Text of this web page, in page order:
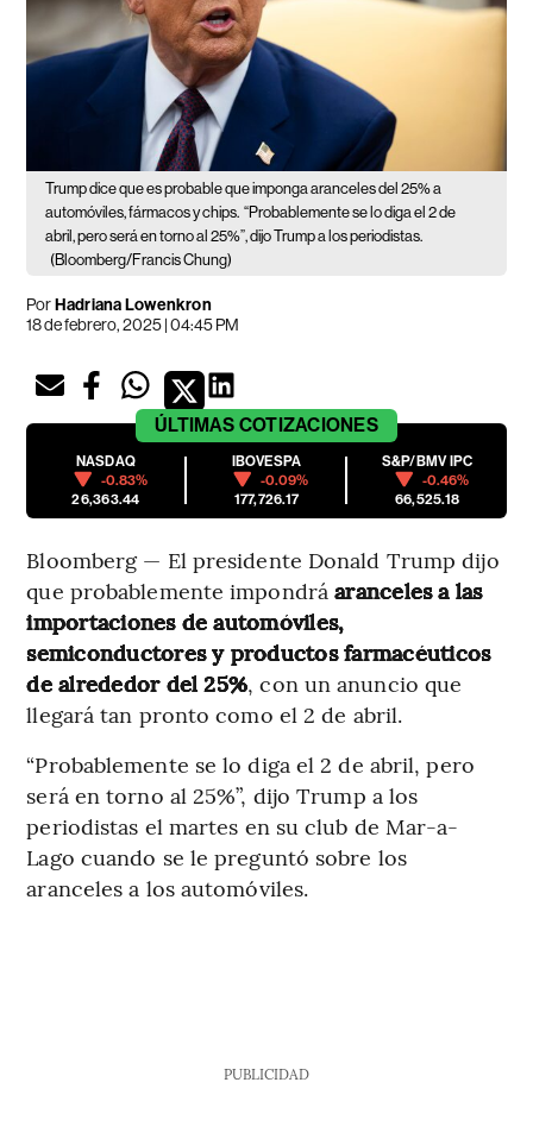
Trump dice que es probable que imponga aranceles del 25% a
automóviles, fármacos y chips. “Probablemente se lo diga el 2 de
abril, pero será en torno al 25%”, dijo Trump a los periodistas.
(Bloomberg/Francis Chung)
PorHadriana Lowenkron
18 de febrero, 2025 | 04:45 PM
ÚLTIMAS COTIZACIONES
NASDAQ
-0.83%
26,363.44
IBOVESPA
-0.09%
177,726.17
S&P/BMV IPC
-0.46%
66,525.18
Bloomberg — El presidente Donald Trump dijo
que probablemente impondráaranceles a las
importaciones de automóviles,
semiconductores y productos farmacéuticos
de alrededor del 25%, con un anuncio que
llegará tan pronto como el 2 de abril.
“Probablemente se lo diga el 2 de abril, pero
será en torno al 25%”, dijo Trump a los
periodistas el martes en su club de Mar-a-
Lago cuando se le preguntó sobre los
aranceles a los automóviles.
PUBLICIDAD